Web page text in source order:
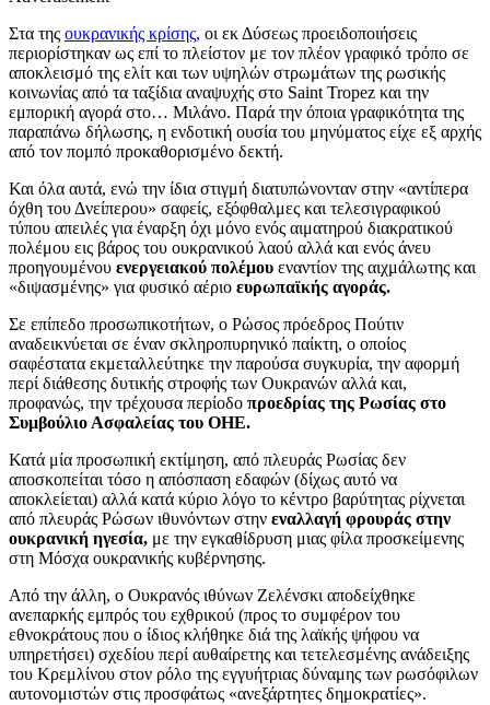
Στα της ουκρανικής κρίσης, οι εκ Δύσεως προειδοποιήσεις
περιορίστηκαν ως επί το πλείστον με τον πλέον γραφικό τρόπο σε
αποκλεισμό της ελίτ και των υψηλών στρωμάτων της ρωσικής
κοινωνίας από τα ταξίδια αναψυχής στο Saint Tropez και την
εμπορική αγορά στο… Μιλάνο. Παρά την όποια γραφικότητα της
παραπάνω δήλωσης, η ενδοτική ουσία του μηνύματος είχε εξ αρχής
από τον πομπό προκαθορισμένο δεκτή.
Και όλα αυτά, ενώ την ίδια στιγμή διατυπώνονταν στην «αντίπερα
όχθη του Δνείπερου» σαφείς, εξόφθαλμες και τελεσιγραφικού
τύπου απειλές για έναρξη όχι μόνο ενός αιματηρού διακρατικού
πολέμου εις βάρος του ουκρανικού λαού αλλά και ενός άνευ
προηγουμένου ενεργειακού πολέμου εναντίον της αιχμάλωτης και
«διψασμένης» για φυσικό αέριο ευρωπαϊκής αγοράς.
Σε επίπεδο προσωπικοτήτων, ο Ρώσος πρόεδρος Πούτιν
αναδεικνύεται σε έναν σκληροπυρηνικό παίκτη, ο οποίος
σαφέστατα εκμεταλλεύτηκε την παρούσα συγκυρία, την αφορμή
περί διάθεσης δυτικής στροφής των Ουκρανών αλλά και,
προφανώς, την τρέχουσα περίοδο προεδρίας της Ρωσίας στο
Συμβούλιο Ασφαλείας του ΟΗΕ.
Κατά μία προσωπική εκτίμηση, από πλευράς Ρωσίας δεν
αποσκοπείται τόσο η απόσπαση εδαφών (δίχως αυτό να
αποκλείεται) αλλά κατά κύριο λόγο το κέντρο βαρύτητας ρίχνεται
από πλευράς Ρώσων ιθυνόντων στην εναλλαγή φρουράς στην
ουκρανική ηγεσία, με την εγκαθίδρυση μιας φίλα προσκείμενης
στη Μόσχα ουκρανικής κυβέρνησης.
Από την άλλη, ο Ουκρανός ιθύνων Ζελένσκι αποδείχθηκε
ανεπαρκής εμπρός του εχθρικού (προς το συμφέρον του
εθνοκράτους που ο ίδιος κλήθηκε διά της λαϊκής ψήφου να
υπηρετήσει) σχεδίου περί αυθαίρετης και τετελεσμένης ανάδειξης
του Κρεμλίνου στον ρόλο της εγγυήτριας δύναμης των ρωσόφιλων
αυτονομιστών στις προσφάτως «ανεξάρτητες δημοκρατίες».